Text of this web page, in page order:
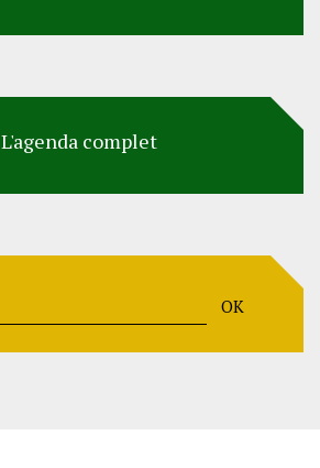
L'agenda complet
OK